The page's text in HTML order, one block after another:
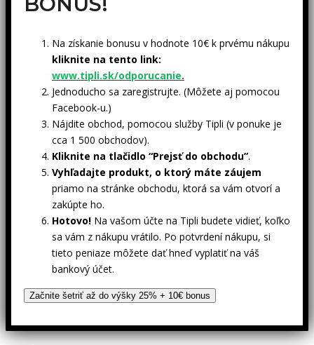
Na získanie bonusu v hodnote 10€ k prvému nákupu
kliknite na tento link:
www.tipli.sk/odporucanie.
Jednoducho sa zaregistrujte. (Môžete aj pomocou
Facebook-u.)
Nájdite obchod, pomocou služby Tipli (v ponuke je
cca 1 500 obchodov).
Kliknite na tlačidlo “Prejsť do obchodu”.
Vyhľadajte produkt, o ktorý máte záujem
priamo na stránke obchodu, ktorá sa vám otvorí a
zakúpte ho.
Hotovo! Na vašom účte na Tipli budete vidieť, koľko
sa vám z nákupu vrátilo. Po potvrdení nákupu, si
tieto peniaze môžete dať hneď vyplatiť na váš
bankový účet.
Začnite šetriť až do výšky 25% + 10€ bonus